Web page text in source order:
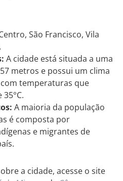
São Francisco, Vila
A cidade está situada a uma
metros e possui um clima
temperaturas que
A maioria da população
é composta por
e migrantes de
a cidade, acesse o site